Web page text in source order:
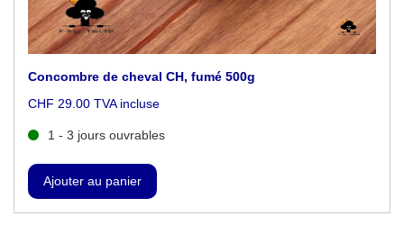
Concombre de cheval CH, fumé 500g
CHF 29.00 TVA incluse
1 - 3 jours ouvrables